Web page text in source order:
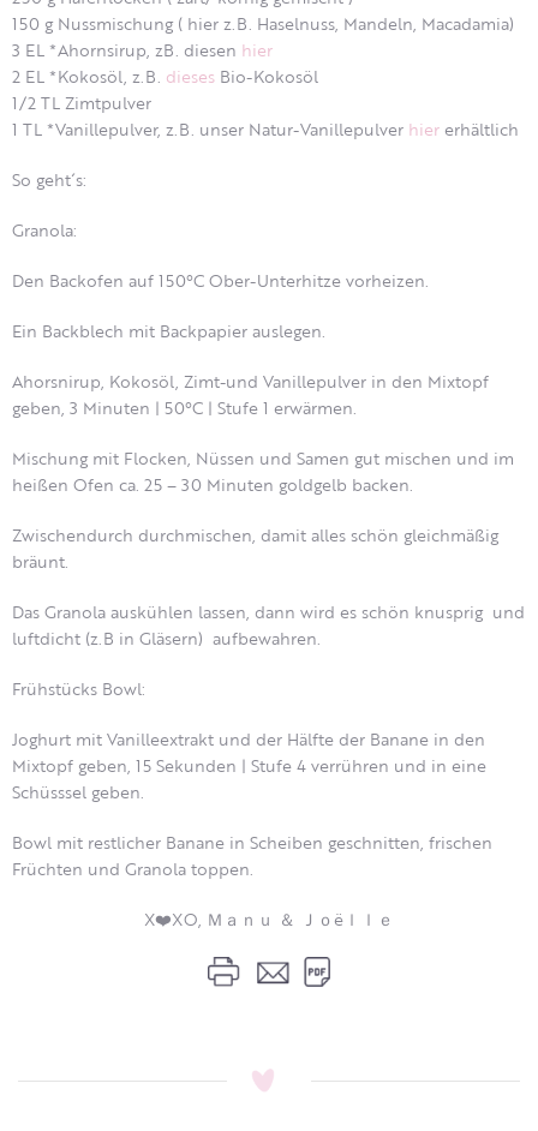
150 g Nussmischung ( hier z.B. Haselnuss, Mandeln, Macadamia)
3 EL *Ahornsirup, zB. diesen hier
2 EL *Kokosöl, z.B. dieses Bio-Kokosöl
1/2 TL Zimtpulver
1 TL *Vanillepulver, z.B. unser Natur-Vanillepulver hiererhältlich
So geht´s:
Granola:
Den Backofen auf 150°C Ober-Unterhitze vorheizen.
Ein Backblech mit Backpapier auslegen.
Ahorsnirup, Kokosöl, Zimt-und Vanillepulver in den Mixtopf
geben, 3 Minuten | 50°C | Stufe 1 erwärmen.
Mischung mit Flocken, Nüssen und Samen gut mischen und im
heißen Ofen ca. 25 – 30 Minuten goldgelb backen.
Zwischendurch durchmischen, damit alles schön gleichmäßig
bräunt.
Das Granola auskühlen lassen, dann wird es schön knusprig und
luftdicht (z.B in Gläsern) aufbewahren.
Frühstücks Bowl:
Joghurt mit Vanilleextrakt und der Hälfte der Banane in den
Mixtopf geben, 15 Sekunden | Stufe 4 verrühren und in eine
Schüsssel geben.
Bowl mit restlicher Banane in Scheiben geschnitten, frischen
Früchten und Granola toppen.
X❤️XO, Ｍａｎｕ ＆ Ｊｏëｌｌｅ